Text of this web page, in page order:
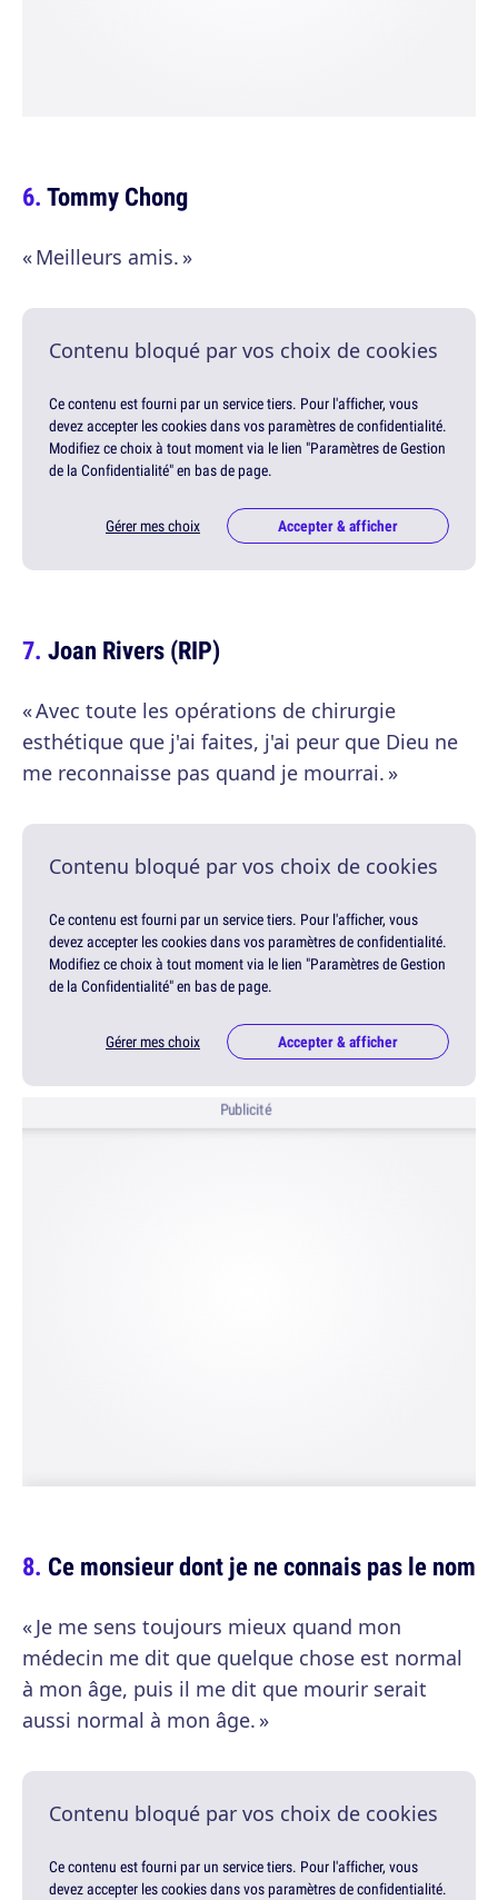
Tommy Chong
« Meilleurs amis. »
Contenu bloqué par vos choix de cookies
Ce contenu est fourni par un service tiers. Pour l'afficher, vous
devez accepter les cookies dans vos paramètres de confidentialité.
Modifiez ce choix à tout moment via le lien "Paramètres de Gestion
de la Confidentialité" en bas de page.
Gérer mes choix Accepter & afficher
Joan Rivers (RIP)
« Avec toute les opérations de chirurgie
esthétique que j'ai faites, j'ai peur que Dieu ne
me reconnaisse pas quand je mourrai. »
Contenu bloqué par vos choix de cookies
Ce contenu est fourni par un service tiers. Pour l'afficher, vous
devez accepter les cookies dans vos paramètres de confidentialité.
Modifiez ce choix à tout moment via le lien "Paramètres de Gestion
de la Confidentialité" en bas de page.
Gérer mes choix Accepter & afficher
Publicité
Ce monsieur dont je ne connais pas le nom
« Je me sens toujours mieux quand mon
médecin me dit que quelque chose est normal
à mon âge, puis il me dit que mourir serait
aussi normal à mon âge. »
Contenu bloqué par vos choix de cookies
Ce contenu est fourni par un service tiers. Pour l'afficher, vous
devez accepter les cookies dans vos paramètres de confidentialité.